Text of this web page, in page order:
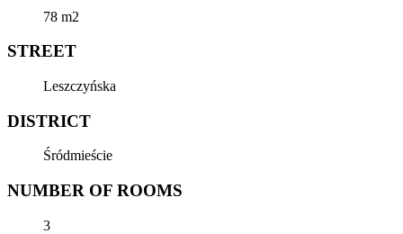
78 m2
STREET
Leszczyńska
DISTRICT
Śródmieście
NUMBER OF ROOMS
3